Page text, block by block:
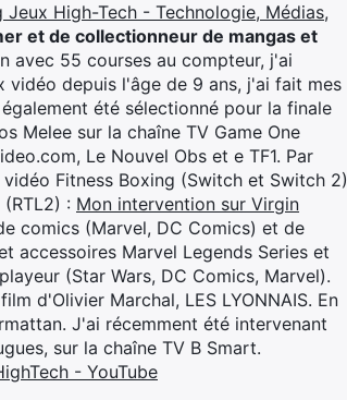
Jeux High-Tech - Technologie, Médias,
et de collectionneur de mangas et
avec 55 courses au compteur, j'ai
vidéo depuis l'âge de 9 ans, j'ai fait mes
été sélectionné pour la finale
Melee sur la chaîne TV Game One
Le Nouvel Obs et e TF1. Par
Fitness Boxing (Switch et Switch 2)
: Mon intervention sur Virgin
comics (Marvel, DC Comics) et de
accessoires Marvel Legends Series et
(Star Wars, DC Comics, Marvel).
d'Olivier Marchal, LES LYONNAIS. En
J'ai récemment été intervenant
sur la chaîne TV B Smart.
- YouTube